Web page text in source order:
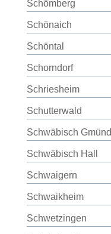
Schömberg
Schönaich
Schöntal
Schorndorf
Schriesheim
Schutterwald
Schwäbisch Gmünd
Schwäbisch Hall
Schwaigern
Schwaikheim
Schwetzingen